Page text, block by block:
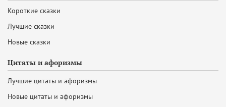
Короткие сказки
Лучшие сказки
Новые сказки
Цитаты и афоризмы
Лучшие цитаты и афоризмы
Новые цитаты и афоризмы